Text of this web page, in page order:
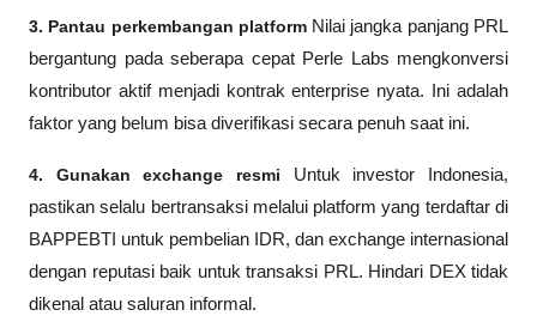
3. Pantau perkembangan platform Nilai jangka panjang PRL
bergantung pada seberapa cepat Perle Labs mengkonversi
kontributor aktif menjadi kontrak enterprise nyata. Ini adalah
faktor yang belum bisa diverifikasi secara penuh saat ini.
4. Gunakan exchange resmi Untuk investor Indonesia,
pastikan selalu bertransaksi melalui platform yang terdaftar di
BAPPEBTI untuk pembelian IDR, dan exchange internasional
dengan reputasi baik untuk transaksi PRL. Hindari DEX tidak
dikenal atau saluran informal.